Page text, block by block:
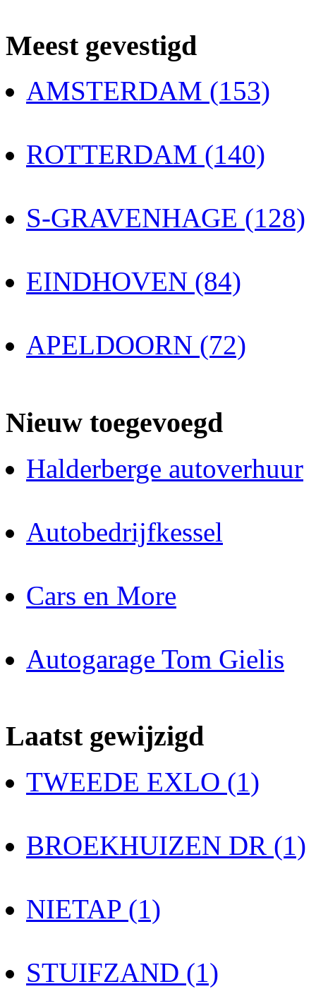
Meest gevestigd
AMSTERDAM (153)
ROTTERDAM (140)
S-GRAVENHAGE (128)
EINDHOVEN (84)
APELDOORN (72)
Nieuw toegevoegd
Halderberge autoverhuur
Autobedrijfkessel
Cars en More
Autogarage Tom Gielis
Laatst gewijzigd
TWEEDE EXLO (1)
BROEKHUIZEN DR (1)
NIETAP (1)
STUIFZAND (1)